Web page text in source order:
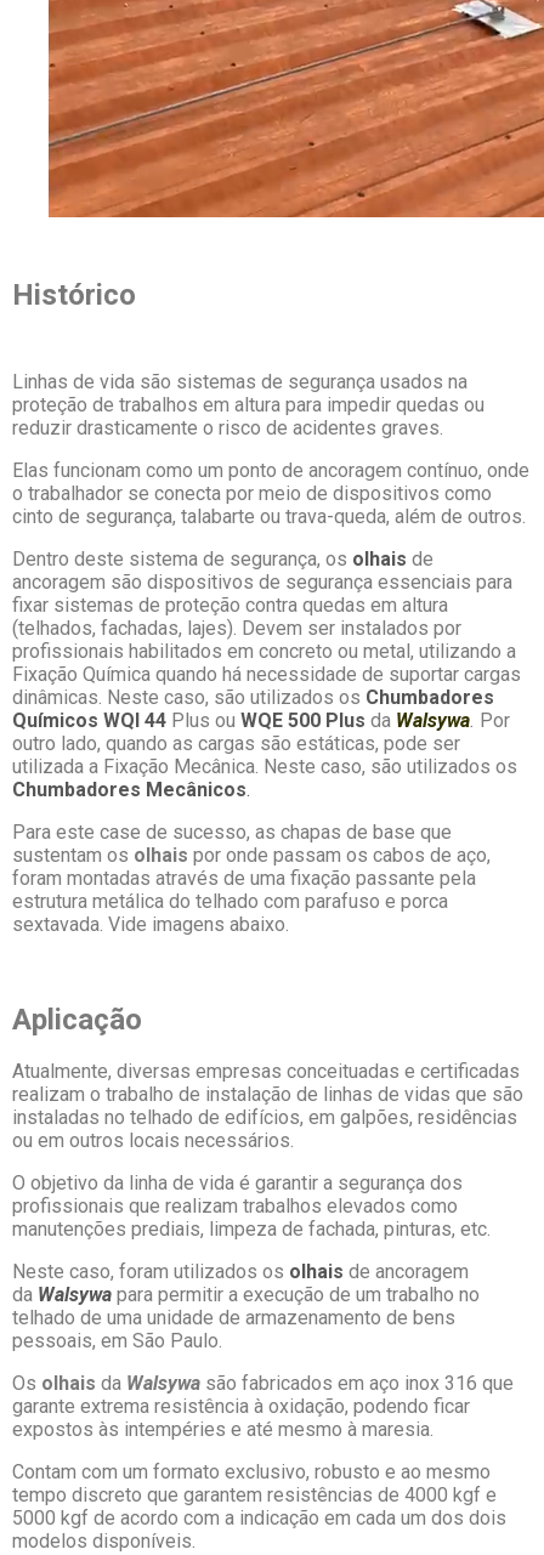
Histórico
Linhas de vida são sistemas de segurança usados na
proteção de trabalhos em altura para impedir quedas ou
reduzir drasticamente o risco de acidentes graves.
Elas funcionam como um ponto de ancoragem contínuo, onde
o trabalhador se conecta por meio de dispositivos como
cinto de segurança, talabarte ou trava-queda, além de outros.
Dentro deste sistema de segurança, os olhais de
ancoragem são dispositivos de segurança essenciais para
fixar sistemas de proteção contra quedas em altura
(telhados, fachadas, lajes). Devem ser instalados por
profissionais habilitados em concreto ou metal, utilizando a
Fixação Química quando há necessidade de suportar cargas
dinâmicas. Neste caso, são utilizados os Chumbadores
Químicos WQI 44 Plus ou WQE 500 Plus da Walsywa Por
outro lado, quando as cargas são estáticas, pode ser
utilizada a Fixação Mecânica. Neste caso, são utilizados os
Chumbadores Mecânicos.
Para este case de sucesso, as chapas de base que
sustentam os olhais por onde passam os cabos de aço,
foram montadas através de uma fixação passante pela
estrutura metálica do telhado com parafuso e porca
sextavada. Vide imagens abaixo.
Aplicação
Atualmente, diversas empresas conceituadas e certificadas
realizam o trabalho de instalação de linhas de vidas que são
instaladas no telhado de edifícios, em galpões, residências
ou em outros locais necessários.
O objetivo da linha de vida é garantir a segurança dos
profissionais que realizam trabalhos elevados como
manutenções prediais, limpeza de fachada, pinturas, etc.
Neste caso, foram utilizados os olhais de ancoragem
da Walsywa para permitir a execução de um trabalho no
telhado de uma unidade de armazenamento de bens
pessoais, em São Paulo.
Os olhais da Walsywa são fabricados em aço inox 316 que
garante extrema resistência à oxidação, podendo ficar
expostos às intempéries e até mesmo à maresia.
Contam com um formato exclusivo, robusto e ao mesmo
tempo discreto que garantem resistências de 4000 kgf e
5000 kgf de acordo com a indicação em cada um dos dois
modelos disponíveis.